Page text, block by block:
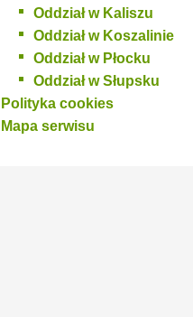
Oddział w Kaliszu
Oddział w Koszalinie
Oddział w Płocku
Oddział w Słupsku
Polityka cookies
Mapa serwisu